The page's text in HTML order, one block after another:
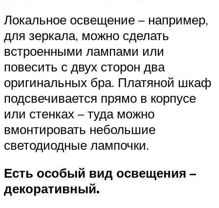
Локальное освещение – например,
для зеркала, можно сделать
встроенными лампами или
повесить с двух сторон два
оригинальных бра. Платяной шкаф
подсвечивается прямо в корпусе
или стенках – туда можно
вмонтировать небольшие
светодиодные лампочки.
Есть особый вид освещения –
декоративный.